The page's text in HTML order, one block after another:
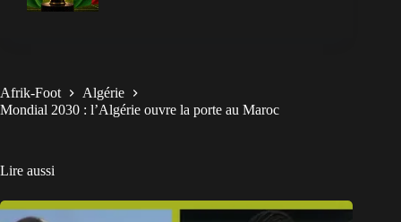
Afrik-Foot
Algérie
Mondial 2030 : l’Algérie ouvre la porte au Maroc
Lire aussi